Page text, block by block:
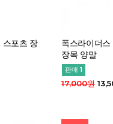
포츠 장
폭스라이더
장목 양말
판매 1
17,000원